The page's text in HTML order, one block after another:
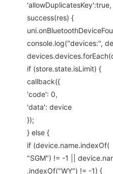
'allowDuplicatesKey':true,
success(res) {
console.log("devices:",
if (store.state.isLimit) {
callback({
'code': 0,
'data': device
});
} else {
if (device.name.indexOf(
"SGM") != -1 ||
.indexOf("WY") != -1) {